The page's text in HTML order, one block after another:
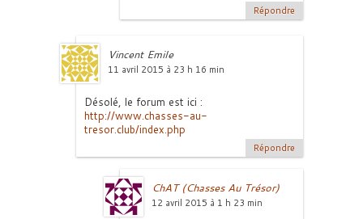
Répondre
Vincent Emile
11 avril 2015 à 23 h 16 min
Désolé, le forum est ici :
http://www.chasses-au-
tresor.club/index.php
Répondre
ChAT (Chasses Au Trésor)
12 avril 2015 à 1 h 23 min